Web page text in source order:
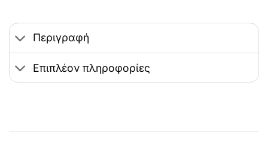
Περιγραφή
Επιπλέον πληροφορίες